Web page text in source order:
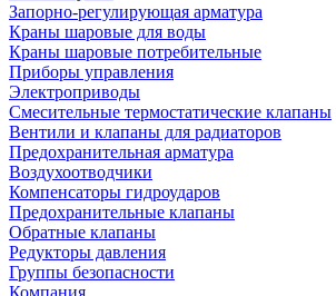
Запорно-регулирующая арматура
Краны шаровые для воды
Краны шаровые потребительные
Приборы управления
Электроприводы
Смесительные термостатические клапаны
Вентили и клапаны для радиаторов
Предохранительная арматура
Воздухоотводчики
Компенсаторы гидроударов
Предохранительные клапаны
Обратные клапаны
Редукторы давления
Группы безопасности
Компания